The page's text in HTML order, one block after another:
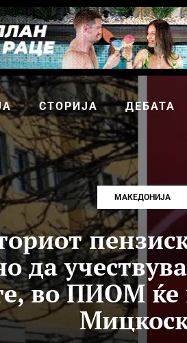
СТОРИЈА ДЕБАТА
МАКЕДОНИЈА
да
во ПИОМ ќе